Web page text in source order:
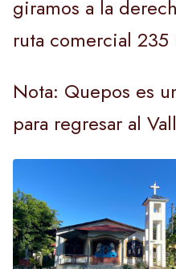
giramos a la
ruta comercial
Nota: Quepos es
para regresar al